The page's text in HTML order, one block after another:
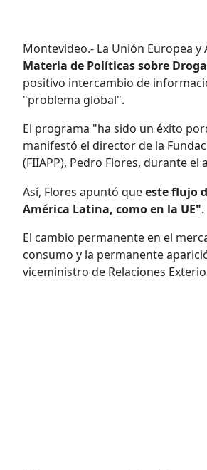
Montevideo.- La Unión Europea
Materia de Políticas sobre
positivo intercambio de
"problema global".
El programa "ha sido un éxito
manifestó el director de la
(FIIAPP), Pedro Flores, durante el
Así, Flores apuntó queeste flujo
América Latina, como en la UE".
El cambio permanente en el
consumo y la permanente
viceministro de Relaciones